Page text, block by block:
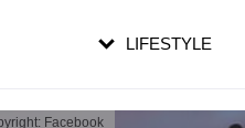
Facebook
LIFESTYLE